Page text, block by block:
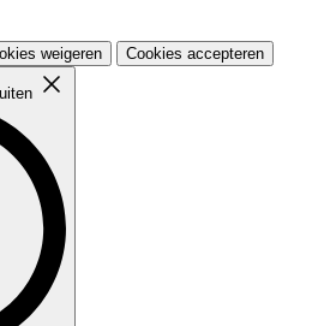
weigeren Cookies accepteren